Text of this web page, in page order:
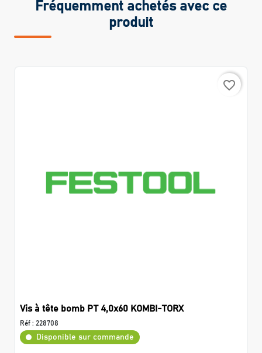
Fréquemment achetés avec ce
produit
favorite_border
Vis à tête bomb PT 4,0x60 KOMBI-TORX
Réf : 228708
Disponible sur commande